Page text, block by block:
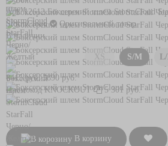
Арт. 12612 Боксерский шлем StormCloud
StormCloud
Оригинальный товар
В наличии
S/M
8415 руб.5890 руб.
Промокод KNOCKOUT 5 301 руб.
В корзину